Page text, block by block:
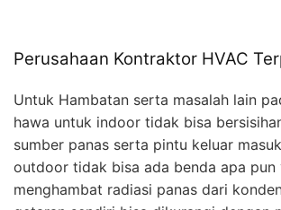
Perusahaan Kontraktor HVAC
Untuk Hambatan serta masalah lain
hawa untuk indoor tidak bisa
sumber panas serta pintu keluar
outdoor tidak bisa ada benda apa pun
menghambat radiasi panas dari